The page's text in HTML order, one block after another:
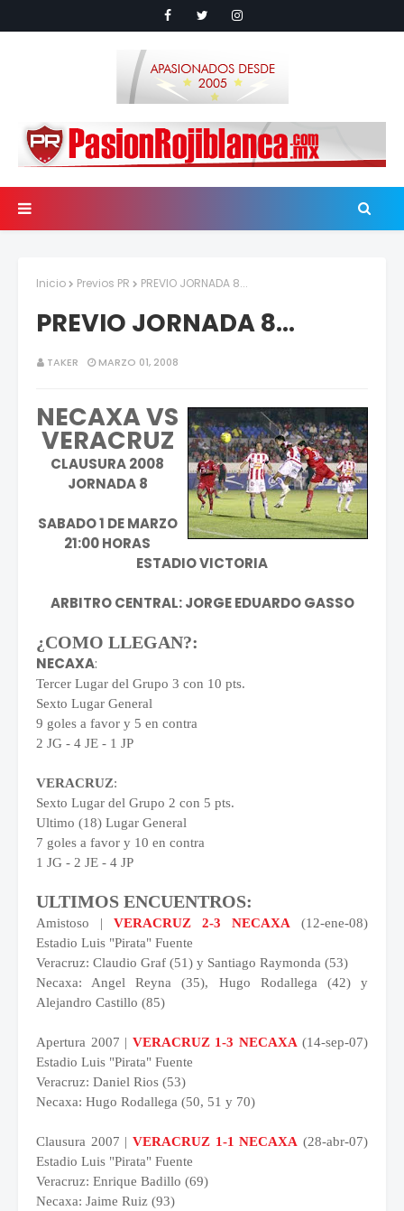
Inicio Previos PR PREVIO JORNADA 8...
PREVIO JORNADA 8...
TAKER MARZO 01, 2008
NECAXA VS
VERACRUZ
CLAUSURA 2008
JORNADA 8
SABADO 1 DE MARZO
21:00 HORAS
ESTADIO VICTORIA
ARBITRO CENTRAL: JORGE EDUARDO GASSO
¿COMO LLEGAN?:
NECAXA:
Tercer Lugar del Grupo 3 con 10 pts.
Sexto Lugar General
9 goles a favor y 5 en contra
2 JG - 4 JE - 1 JP
VERACRUZ:
Sexto Lugar del Grupo 2 con 5 pts.
Ultimo (18) Lugar General
7 goles a favor y 10 en contra
1 JG - 2 JE - 4 JP
ULTIMOS ENCUENTROS:
Amistoso | VERACRUZ 2-3 NECAXA (12-ene-08)
Estadio Luis "Pirata" Fuente
Veracruz: Claudio Graf (51) y Santiago Raymonda (53)
Necaxa: Angel Reyna (35), Hugo Rodallega (42) y
Alejandro Castillo (85)
Apertura 2007 | VERACRUZ 1-3 NECAXA(14-sep-07)
Estadio Luis "Pirata" Fuente
Veracruz: Daniel Rios (53)
Necaxa: Hugo Rodallega (50, 51 y 70)
Clausura 2007 | VERACRUZ 1-1 NECAXA (28-abr-07)
Estadio Luis "Pirata" Fuente
Veracruz: Enrique Badillo (69)
Necaxa: Jaime Ruiz (93)